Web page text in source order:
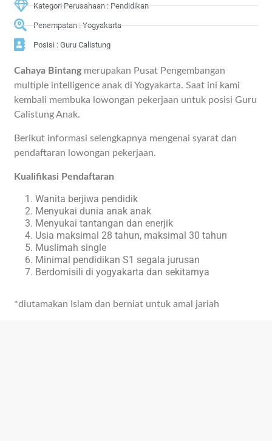
Kategori Perusahaan : Pendidikan
Penempatan : Yogyakarta
Posisi : Guru Calistung
Cahaya Bintang merupakan Pusat Pengembangan
multiple intelligence anak di Yogyakarta. Saat ini kami
kembali membuka lowongan pekerjaan untuk posisi Guru
Calistung Anak.
Berikut informasi selengkapnya mengenai syarat dan
pendaftaran lowongan pekerjaan.
Kualifikasi Pendaftaran
Wanita berjiwa pendidik
Menyukai dunia anak anak
Menyukai tantangan dan enerjik
Usia maksimal 28 tahun, maksimal 30 tahun
Muslimah single
Minimal pendidikan S1 segala jurusan
Berdomisili di yogyakarta dan sekitarnya
*diutamakan Islam dan berniat untuk amal jariah